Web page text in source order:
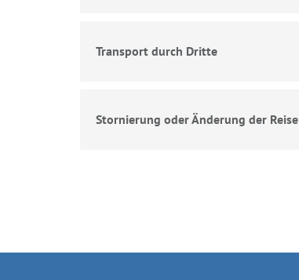
Transport durch Dritte
Stornierung oder Änderung der Reise